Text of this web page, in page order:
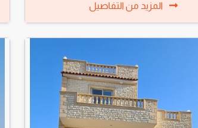
المزيد من التفاصيل